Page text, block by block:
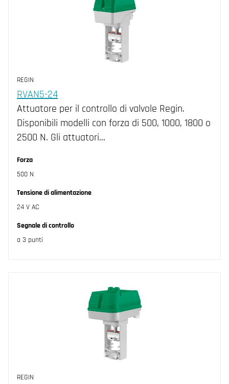
REGIN
RVAN5-24
Attuatore per il controllo di valvole Regin.
Disponibili modelli con forza di 500, 1000, 1800 o
2500 N. Gli attuatori…
Forza
500 N
Tensione di alimentazione
24 V AC
Segnale di controllo
a 3 punti
REGIN